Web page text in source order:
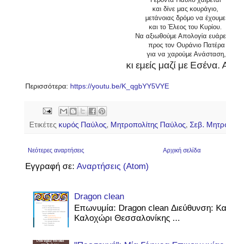
και δίνε μας κουράγιο,
μετάνοιας δρόμο να
και το Έλεος του Κυρίου.
Να αξιωθούμε Απολογία
προς τον Ουράνιο Πατέρα
για να χαρούμε Ανάσταση,
κι εμείς μαζί με Εσένα.
Περισσότερα: https://youtu.be/K_qgbYY5VYE
Ετικέτες κυρός Παύλος, Μητροπολίτης Παύλος, Σεβ.
Νεότερες αναρτήσεις Αρχική σελίδα
Εγγραφή σε: Αναρτήσεις (Atom)
Dragon clean
Επωνυμία: Dragon clean Διεύθυνση:
Καλοχώρι Θεσσαλονίκης ...